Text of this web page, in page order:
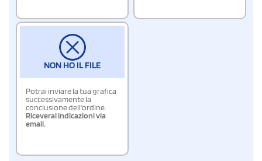
NON HO IL FILE
Potrai inviare la tua grafica
successivamente la
conclusione dell'ordine.
Riceverai indicazioni via
email.